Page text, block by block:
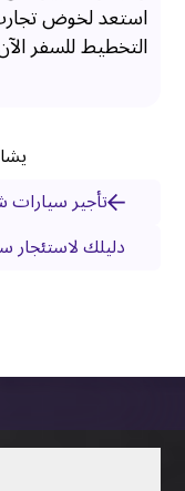
استعد لخوض
التخطيط للسفر
تأجير سيارات
دليلك لاستئجار